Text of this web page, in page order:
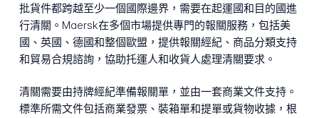
批貨件都跨越至少一個國際邊界，需要在起運國和目的國進
行清關。Maersk在多個市場提供專門的報關服務，包括美
國、英國、德國和整個歐盟，提供報關經紀、商品分類支持
和貿易合規諮詢，協助托運人和收貨人處理清關要求。
清關需要由持牌經紀準備報關單，並由一套商業文件支持。
標準所需文件包括商業發票、裝箱單和提單或貨物收據，根